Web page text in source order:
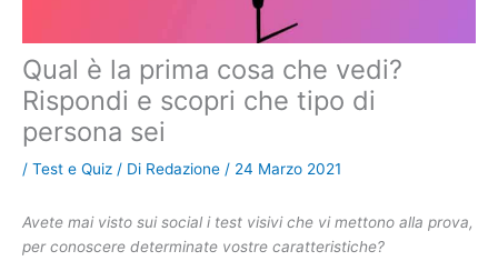
Qual è la prima cosa che vedi?
Rispondi e scopri che tipo di
persona sei
/ Test e Quiz / Di Redazione / 24 Marzo 2021
Avete mai visto sui social i test visivi che vi mettono alla prova,
per conoscere determinate vostre caratteristiche?